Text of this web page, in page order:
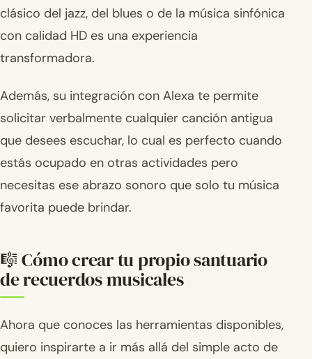
clásico del jazz, del blues o de la música sinfónica
con calidad HD es una experiencia
transformadora.
Además, su integración con Alexa te permite
solicitar verbalmente cualquier canción antigua
que desees escuchar, lo cual es perfecto cuando
estás ocupado en otras actividades pero
necesitas ese abrazo sonoro que solo tu música
favorita puede brindar.
🎼 Cómo crear tu propio santuario
de recuerdos musicales
Ahora que conoces las herramientas disponibles,
quiero inspirarte a ir más allá del simple acto de